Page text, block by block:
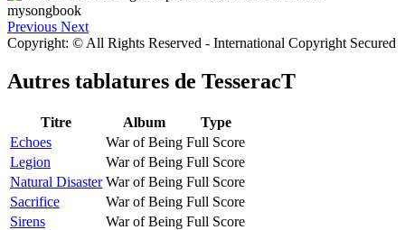
Previous Next
Copyright: © All Rights Reserved - International Copyright Secured
Autres tablatures de TesseracT
Titre Album
Type
Echoes
War of Being Full Score
Legion
War of Being Full Score
Natural Disaster War of Being Full Score
Sacrifice
War of Being Full Score
Sirens
War of Being Full Score